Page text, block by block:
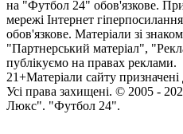
на "Футбол 24" обов'язкове.
мережі Інтернет
обов'язкове. Матеріали зі
"Партнерський матеріал",
публікуємо на правах реклами.
21+Матеріали сайту
Усi права захищенi. © 2005 -
Люкс". "Футбол 24".